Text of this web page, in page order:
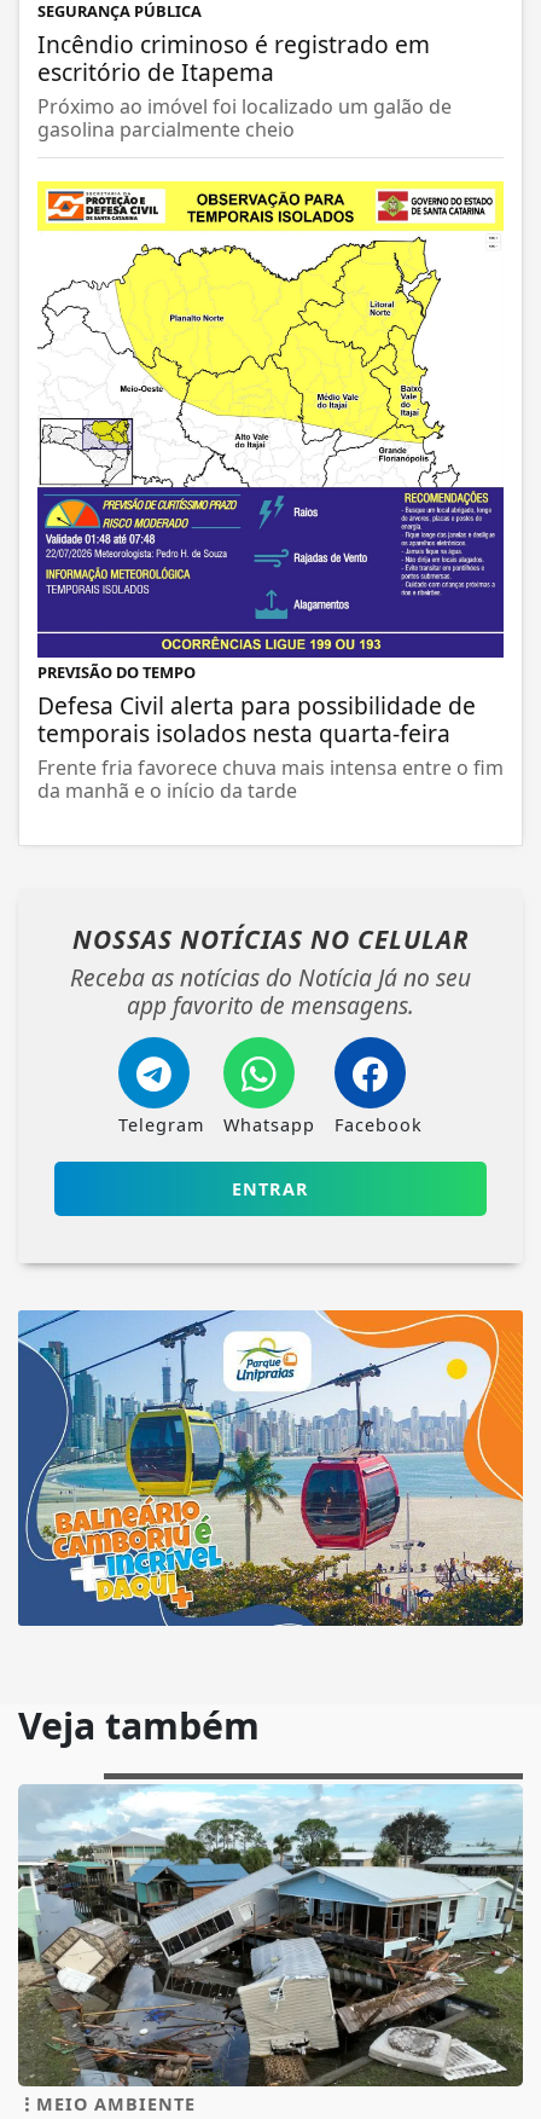
SEGURANÇA PÚBLICA
Incêndio criminoso é registrado em
escritório de Itapema
Próximo ao imóvel foi localizado um galão de
gasolina parcialmente cheio
PREVISÃO DO TEMPO
Defesa Civil alerta para possibilidade de
temporais isolados nesta quarta-feira
Frente fria favorece chuva mais intensa entre o fim
da manhã e o início da tarde
NOSSAS NOTÍCIAS NO CELULAR
Receba as notícias do Notícia Já no seu
app favorito de mensagens.
Telegram Whatsapp Facebook
ENTRAR
Veja também
MEIO AMBIENTE